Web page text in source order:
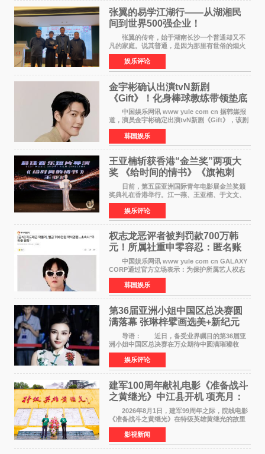
张翼的易学江湖行——从湖湘民
间到世界500强企业！
张翼的传奇，始于湖南长沙一个普通却又不
凡的家庭。说其普通，是因为那里有世俗的烟火
气；说其不凡，是因为家中有一位洞悉天地玄机
的长者——他的爷爷。作为当地的风水师，爷爷
是张翼走进易学
娱乐评论
金宇彬确认出演tvN新剧
《Gift》！化身棒球教练带领垫底
球队逆袭
中国娱乐网讯 www yule com cn 据韩媒报
道，演员金宇彬确定出演tvN新剧《Gift》，该剧
预计将于下半年播出，引发观众高度期待。
本剧改编自同名网络漫画，讲述一位经历意外事
故后获得特殊
韩国娱乐
王亚楠斩获香港“金兰奖”两项大
奖 《给时间的情书》《旗袍刺
客》双双获肯定
日前，第五届亚洲国际青年电影展金兰奖颁
奖典礼在香港举行。江一燕、王亚楠、于文文、
李东学等知名演员出席活动。著名演员、导演王
亚楠凭借音乐故事片《给时间的情书》和院线电
影《旗袍刺客》
娱乐评论
权志龙恶评者被判罚款700万韩
元！所属社重申零容忍：匿名账
号也难逃刑责
中国娱乐网讯 www yule com cn GALAXY
CORP通过官方立场表示：为保护所属艺人权志
龙的名誉和权益，将持续对网络上发生的名誉损
害、散布虚假事实、侮辱、恶意诽谤等行为采取
法律应对措施。
韩国娱乐
第36届亚洲小姐中国区总决赛圆
满落幕 张琳梓擘画选美+新纪元
导语： 近日，备受业界瞩目的第36届亚
洲小姐中国区总决赛在万众期待中圆满璀璨收
官。整场盛典汇聚万千芳华，不仅完成了新一届
美丽代言人的加冕选拔，更在行业发展层面带来
颠覆性突破。活动
娱乐评论
建军100周年献礼电影《准备战斗
之黄继光》中江县开机 项亮月：
以光影为笔，书写英雄赞歌
2026年8月1日，建军99周年之际，院线电影
《准备战斗之黄继光》在特级英雄黄继光的故里
——四川省德阳市中江县黄继光出生地正式开
机。本片出品人、总制片人项亮月主持开机仪
式，&zwnj;特级英雄
影视新闻